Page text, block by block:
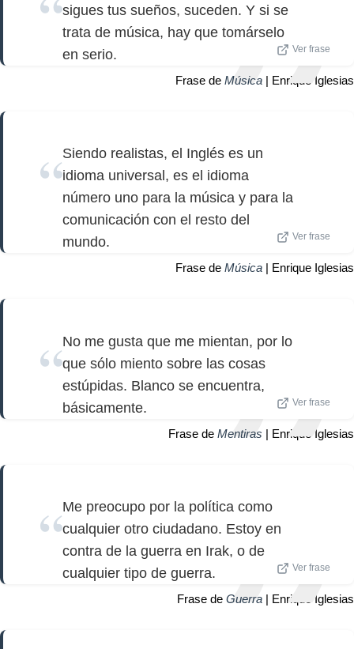
sigues tus sueños, suceden. Y si se
trata de música, hay que tomárselo
en serio.
Ver frase
Frase de Música | Enrique Iglesias
Siendo realistas, el Inglés es un
idioma universal, es el idioma
número uno para la música y para la
comunicación con el resto del
mundo.
Ver frase
Frase de Música | Enrique Iglesias
No me gusta que me mientan, por lo
que sólo miento sobre las cosas
estúpidas. Blanco se encuentra,
básicamente.
Ver frase
Frase de Mentiras | Enrique Iglesias
Me preocupo por la política como
cualquier otro ciudadano. Estoy en
contra de la guerra en Irak, o de
cualquier tipo de guerra.
Ver frase
Frase de Guerra | Enrique Iglesias